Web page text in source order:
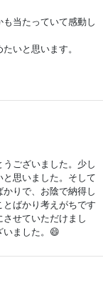
当たっていて感動し
いと思います。
ございました。少し
思いました。そして
りで、お陰で納得し
ばかり考えがちです
せていただけまし
いました。😄